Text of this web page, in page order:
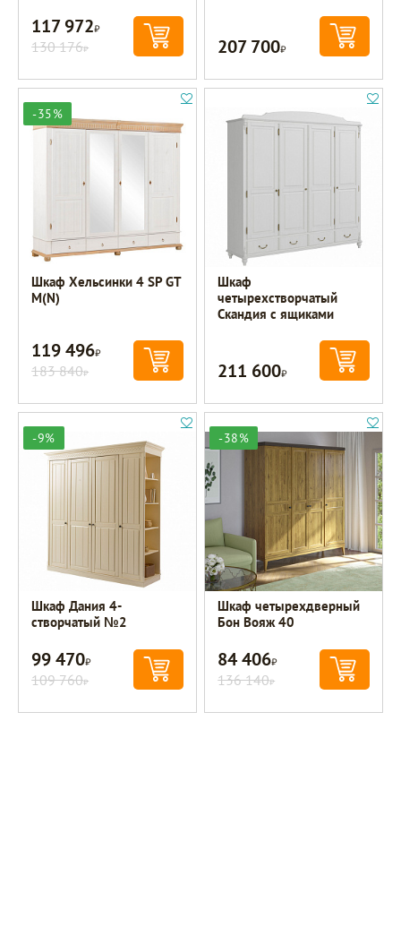
117 972Р
130 176Р 207 700Р
-35%
Шкаф Хельсинки 4 SP GT
M(N)
119 496Р
183 840Р
Шкаф
четырехстворчатый
Скандия с ящиками
211 600Р
-9%
Шкаф Дания 4-
створчатый №2
99 470Р
109 760Р
-38%
Шкаф четырехдверный
Бон Вояж 40
84 406Р
136 140Р